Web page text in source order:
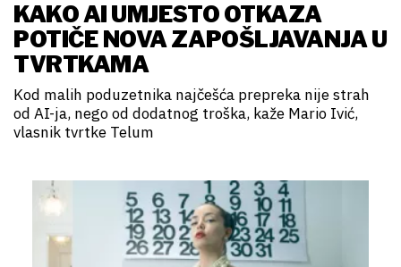
KAKO AI UMJESTO OTKAZA
POTIČE NOVA ZAPOŠLJAVANJA U
TVRTKAMA
Kod malih poduzetnika najčešća prepreka nije strah
od AI-ja, nego od dodatnog troška, kaže Mario Ivić,
vlasnik tvrtke Telum